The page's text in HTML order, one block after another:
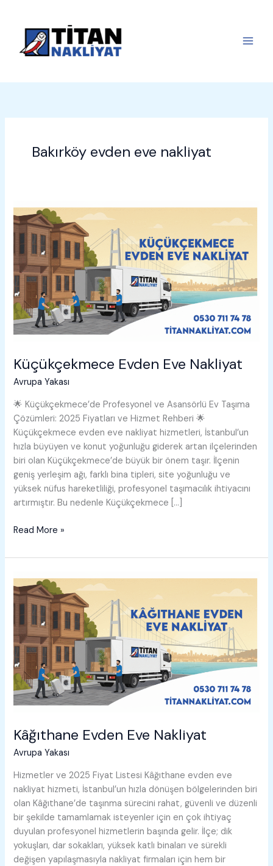
Bakırköy evden eve nakliyat
Küçükçekmece Evden Eve Nakliyat
Avrupa Yakası
🌟 Küçükçekmece’de Profesyonel ve Asansörlü Ev Taşıma
Çözümleri: 2025 Fiyatları ve Hizmet Rehberi 🌟
Küçükçekmece evden eve nakliyat hizmetleri, İstanbul’un
hızla büyüyen ve konut yoğunluğu giderek artan ilçelerinden
biri olan Küçükçekmece’de büyük bir önem taşır. İlçenin
geniş yerleşim ağı, farklı bina tipleri, site yoğunluğu ve
yüksek nüfus hareketliliği, profesyonel taşımacılık ihtiyacını
artırmıştır. Bu nedenle Küçükçekmece […]
Küçükçekmece
Eve
Read More »
Kâğıthane Evden Eve Nakliyat
Avrupa Yakası
Hizmetler ve 2025 Fiyat Listesi Kâğıthane evden eve
nakliyat hizmeti, İstanbul’un hızla dönüşen bölgelerinden biri
olan Kâğıthane’de taşınma sürecini rahat, güvenli ve düzenli
bir şekilde tamamlamak isteyenler için en çok ihtiyaç
duyulan profesyonel hizmetlerin başında gelir. İlçe; dik
yokuşları, dar sokakları, yüksek katlı binaları ve sürekli
değişen yapılaşmasıyla nakliyat firmaları için hem bir